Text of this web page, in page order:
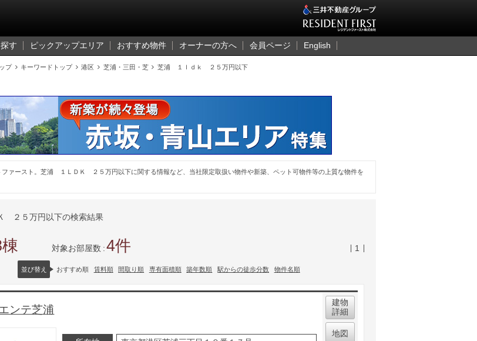
す ピックアップエリア おすすめ物件 オーナーの方へ 会員ページ English
プ  キーワードトップ  港区  芝浦・三田・芝  芝浦 １ｌｄｋ ２５万円以下
ァースト。芝浦 １ＬＤＫ ２５万円以下に関する情報など、当社限定取扱い物件や新築、ペット可物件等の上質な物件を
２５万円以下の検索結果
対象お部屋数 4 1
並び替え おすすめ順 賃料順 間取り順 専有面積順 築年数順 駅からの徒歩分数 物件名順
ンテ芝浦
建物
詳細
地図